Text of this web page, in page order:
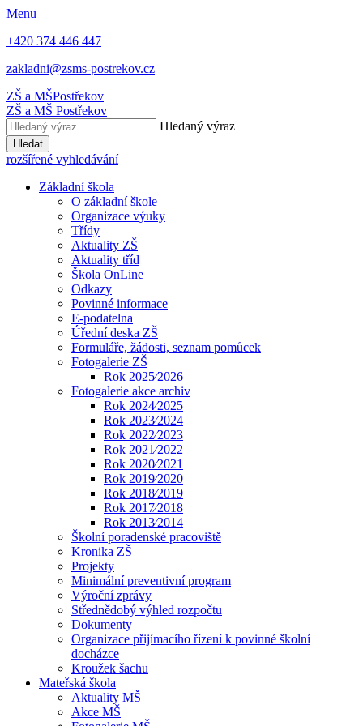
Menu
+420 374 446 447
zakladni@zsms-postrekov.cz
ZŠ a MŠPostřekov
ZŠ a MŠ Postřekov
Hledaný výraz
Hledat
rozšířené vyhledávání
Základní škola
O základní škole
Organizace výuky
Třídy
Aktuality ZŠ
Aktuality tříd
Škola OnLine
Odkazy
Povinné informace
E-podatelna
Úřední deska ZŠ
Formuláře, žádosti, seznam pomůcek
Fotogalerie ZŠ
Rok 2025⁄2026
Fotogalerie akce archiv
Rok 2024⁄2025
Rok 2023⁄2024
Rok 2022⁄2023
Rok 2021⁄2022
Rok 2020⁄2021
Rok 2019⁄2020
Rok 2018⁄2019
Rok 2017⁄2018
Rok 2013⁄2014
Školní poradenské pracoviště
Kronika ZŠ
Projekty
Minimální preventivní program
Výroční zprávy
Střednědobý výhled rozpočtu
Dokumenty
Organizace přijímacího řízení k povinné školní
docházce
Kroužek šachu
Mateřská škola
Aktuality MŠ
Akce MŠ